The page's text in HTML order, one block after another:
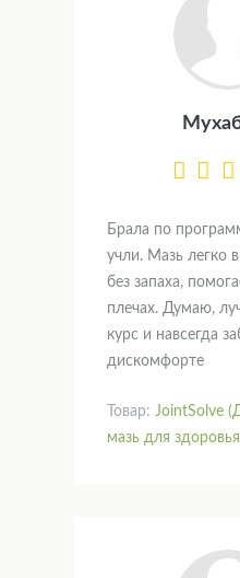
Брала по
учли. Мазь легко
без запаха,
плечах. Думаю,
курс и навсегда
дискомфорте
Товар: JointSolve
мазь для